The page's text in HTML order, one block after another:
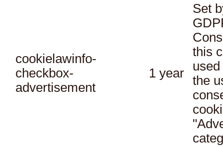
cookielawinfo-
checkbox-
advertisement
1 year
Set
this
the